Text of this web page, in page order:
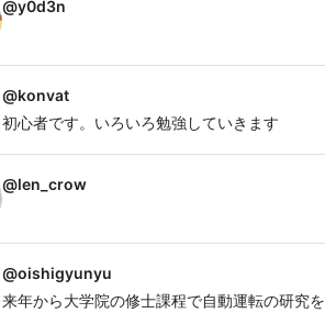
@y0d3n
@konvat
初心者です。いろいろ勉強していきます
@len_crow
@oishigyunyu
来年から大学院の修士課程で自動運転の研究を